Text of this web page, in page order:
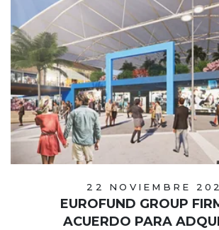
22 NOVIEMBRE
EUROFUND GROUP
ACUERDO PARA